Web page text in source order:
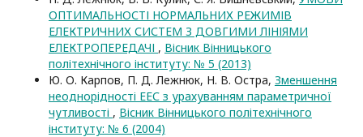
ОПТИМАЛЬНОСТІ НОРМАЛЬНИХ РЕЖИМІВ
ЕЛЕКТРИЧНИХ СИСТЕМ З ДОВГИМИ ЛІНІЯМИ
ЕЛЕКТРОПЕРЕДАЧІ , Вісник Вінницького
політехнічного інституту: № 5 (2013)
Ю. О. Карпов, П. Д. Лежнюк, Н. В. Остра, Зменшення
неоднорідності ЕЕС з урахуванням параметричної
чутливості , Вісник Вінницького політехнічного
інституту: № 6 (2004)